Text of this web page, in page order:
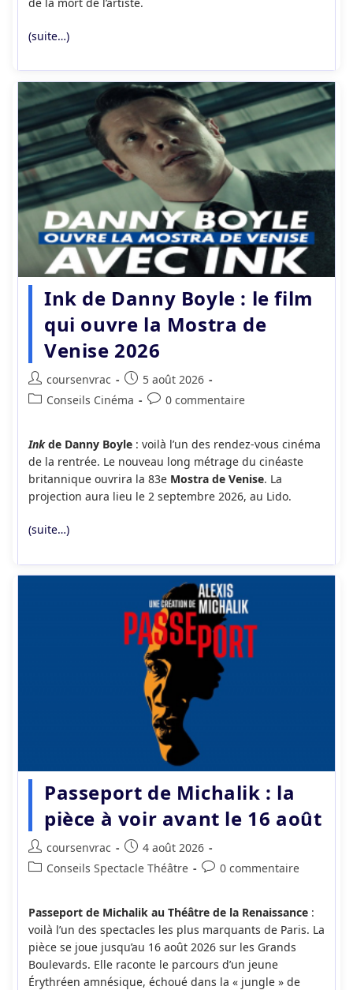
(suite…)
Ink de Danny Boyle : le film
qui ouvre la Mostra de
Venise 2026
Auteur/autrice
de
coursenvrac
Publication
publiée :
5 août 2026
PostConseils Cinéma
Commentaires
publication :
0 commentaire
Inkde Danny Boyle: voilà l’un des rendez-vous cinéma
de la rentrée. Le nouveau long métrage du cinéaste
britannique ouvrira la 83e Mostra de Venise. La
projection aura lieu le 2 septembre 2026, au Lido.
(suite…)
Passeport de Michalik : la
pièce à voir avant le 16 août
Auteur/autrice
de
coursenvrac
Publication
publiée :
4 août 2026
PostConseils Spectacle Théâtre
Commentaires
publication :
0 commentaire
Passeport de Michalik au Théâtre de la Renaissance:
voilà l’un des spectacles les plus marquants de Paris. La
pièce se joue jusqu’au 16 août 2026 sur les Grands
Boulevards. Elle raconte le parcours d’un jeune
Érythréen amnésique, échoué dans la « jungle » de